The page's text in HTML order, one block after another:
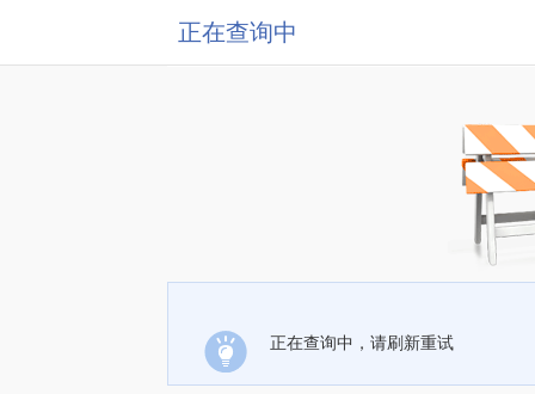
正在查询中
正在查询中，请刷新重试